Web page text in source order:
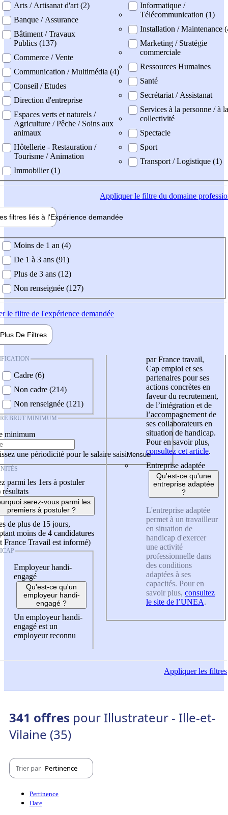
Arts / Artisanat d'art (2)
Banque / Assurance
Bâtiment / Travaux
Publics (137)
Commerce / Vente
Communication / Multimédia (4)
Conseil / Etudes
Direction d'entreprise
Espaces verts et naturels /
Agriculture / Pêche / Soins aux
animaux
Hôtellerie - Restauration /
Tourisme / Animation
Immobilier (1)
Informatique /
Télécommunication (1)
Installation / Maintenance
Marketing / Stratégie
commerciale
Ressources Humaines
Santé
Secrétariat / Assistanat
Services à la personne / à la
collectivité
Spectacle
Sport
Transport / Logistique (1)
Appliquerle filtre du domaine
filtres liés à l'Expérience demandée
demandée
Moins de 1 an (4)
De 1 à 3 ans (91)
Plus de 3 ans (12)
Non renseignée (127)
le filtre de l'expérience demandée
Plus De Filtres
Cadre (6)
Non cadre (214)
Non renseignée (121)
BRUT MINIMUM
minimum
une périodicité pour le salaire saisi
parmi les 1ers à postuler
résultats
serez-vous parmi les
premiers à postuler ?
de plus de 15 jours,
moins de 4 candidatures
France Travail est informé)
Employeur handi-
engagé
Qu'est-ce qu'un
employeur handi-
engagé ?
Un employeur handi-
engagé est un
employeur reconnu
par France travail,
Cap emploi et ses
partenaires pour ses
actions concrètes en
faveur du recrutement,
de l’intégration et de
l’accompagnement de
ses collaborateurs en
situation de handicap.
Pour en savoir plus,
consultez cet article.
Entreprise adaptée
Qu'est-ce qu'une
entreprise adaptée
?
L'entreprise adaptée
permet à un travailleur
en situation de
handicap d'exercer
une activité
professionnelle dans
des conditions
adaptées à ses
capacités. Pour en
savoir plus, consultez
le site de l’UNEA.
Appliquerles filtres
341 offres pour Illustrateur - Ille-et-
Vilaine (35)
Trier par Pertinence
Pertinence
Date